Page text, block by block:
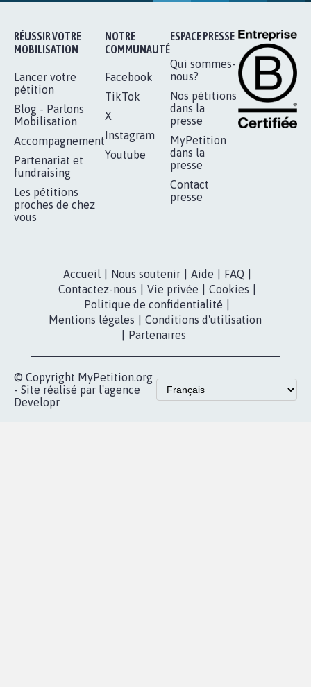
RÉUSSIR VOTRE
MOBILISATION
Lancer votre
pétition
Blog - Parlons
Mobilisation
Accompagnement
Partenariat et
fundraising
Les pétitions
proches de chez
vous
NOTRE
COMMUNAUTÉ
Facebook
TikTok
X
Instagram
Youtube
ESPACE PRESSE
Qui sommes-
nous?
Nos pétitions
dans la
presse
MyPetition
dans la
presse
Contact
presse
Accueil Nous soutenir Aide FAQ
Contactez-nous
Vie privée Cookies
Politique de confidentialité
Mentions légales
Conditions d'utilisation
Partenaires
© Copyright MyPetition.org
- Site réalisé par l'agence
Developr